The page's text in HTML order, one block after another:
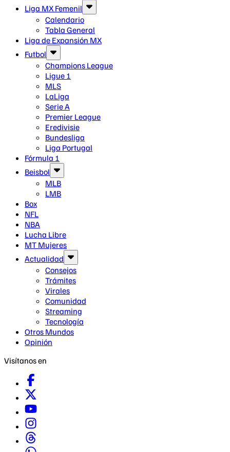
Liga MX Femenil
Calendario
Tabla General
Liga de Expansión MX
Futbol
Champions League
Ligue 1
MLS
LaLiga
Serie A
Premier League
Eredivisie
Bundesliga
Liga Portugal
Fórmula 1
Beisbol
MLB
LMB
Box
NFL
NBA
Lucha Libre
MT Mujeres
Actualidad
Consejos
Trámites
Virales
Comunidad
Streaming
Tecnología
Otros Mundos
Opinión
Visítanos en